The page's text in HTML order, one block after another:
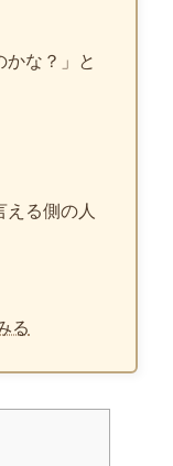
かな？」と
える側の人
る